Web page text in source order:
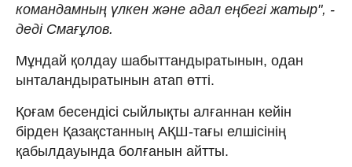
командамның үлкен және адал еңбегі жатыр", -
деді Смағұлов.
Мұндай қолдау шабыттандыратынын, одан
ынталандыратынын атап өтті.
Қоғам бесендісі сыйлықты алғаннан кейін
бірден Қазақстанның АҚШ-тағы елшісінің
қабылдауында болғанын айтты.